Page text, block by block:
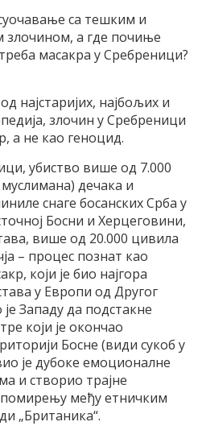
са тешким и
злочином, а где почиње
масакра у Сребреници?
најстаријих, најбољих и
злочин у Сребреници
а не као геноцид.
убиство више од 7.000
дечака и
снаге босанских Срба у
Босни и Херцеговини,
више од 20.000 цивила
– процес познат као
који је био најгора
у Европи од Другог
Западу да подстакне
који је окончао
Босне (види сукоб у
је дубоке емоционалне
и створио трајне
међу етничким
„Британика“.